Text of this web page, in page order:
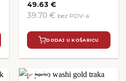
49.63€
39.70 € bez PDV-a
DODAJ U KOŠARICU